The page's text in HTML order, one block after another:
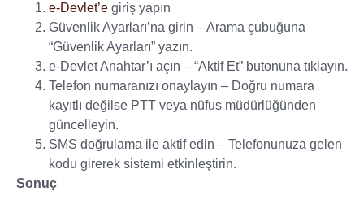
e-Devlet’e giriş yapın
Güvenlik Ayarları’na girin – Arama çubuğuna
“Güvenlik Ayarları” yazın.
e-Devlet Anahtar’ı açın – “Aktif Et” butonuna tıklayın.
Telefon numaranızı onaylayın – Doğru numara
kayıtlı değilse PTT veya nüfus müdürlüğünden
güncelleyin.
SMS doğrulama ile aktif edin – Telefonunuza gelen
kodu girerek sistemi etkinleştirin.
Sonuç